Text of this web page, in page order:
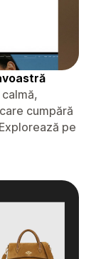
cumpără
pe